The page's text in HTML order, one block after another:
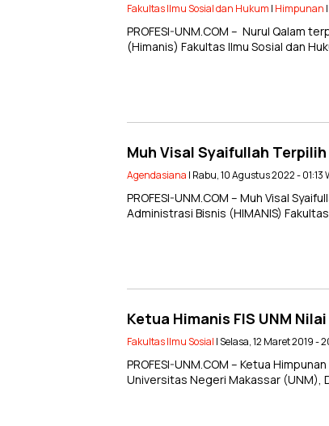
Fakultas Ilmu Sosial dan Hukum | Himpunan
PROFESI-UNM.COM – Nurul Qalam
(Himanis) Fakultas Ilmu Sosial dan
Muh Visal Syaifullah
Agendasiana | Rabu, 10 Agustus 2022 - 01:13
PROFESI-UNM.COM – Muh Visal
Administrasi Bisnis (HIMANIS)
Ketua Himanis FIS UNM
Fakultas Ilmu Sosial | Selasa, 12 Maret 2019 -
PROFESI-UNM.COM – Ketua
Universitas Negeri Makassar (UNM),